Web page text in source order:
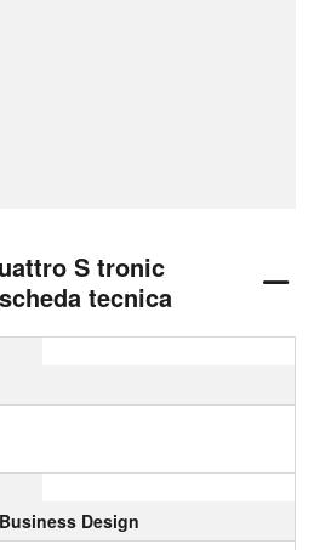
S tronic
tecnica
Design